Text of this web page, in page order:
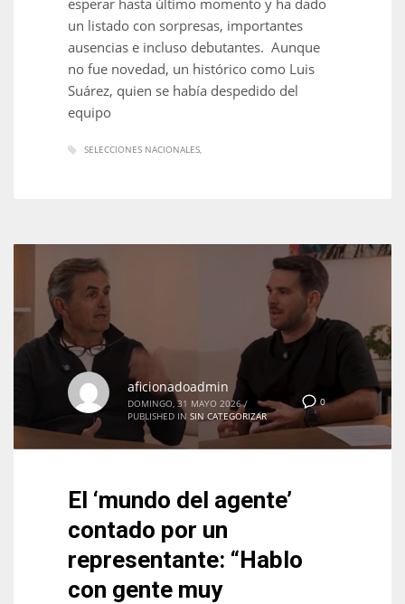
un listado con sorpresas, importantes
ausencias e incluso debutantes. Aunque
no fue novedad, un histórico como Luis
Suárez, quien se había despedido del
equipo
SELECCIONES NACIONALES
0
aficionadoadmin
DOMINGO, 31 MAYO 2026 /
PUBLISHED IN SIN CATEGORIZAR
El ‘mundo del agente’
contado por un
representante: “Hablo
con gente muy